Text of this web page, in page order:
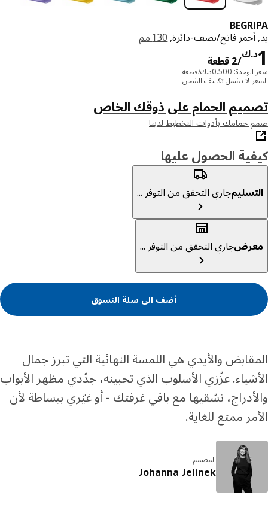
فاتح/نصف-دائرة,130 مم
/2 قطعة د.ك 1/2 قطعة
‭0.500‬د.ك/قطعة
لا يشملتكاليف الشحن
الحمام على ذوقك الخاص
حمامك بأدوات التخطيط لدينا
الحصول عليها
جاري التحقق من التوفر ...
جاري التحقق من التوفر ...
أضف الى سلة التسوق
والأيدي هي اللمسة النهائية التي تبرز جمال
عزّزي الأسلوب الذي تحبينه، جدّدي مظهر الأبواب
نسّقيها مع باقي غرفتك - أو غيّري ببساطة لأن
ممتع للغاية.
المصمم
Johanna Jelinek